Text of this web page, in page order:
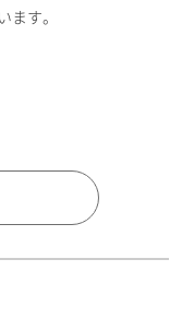
ます。